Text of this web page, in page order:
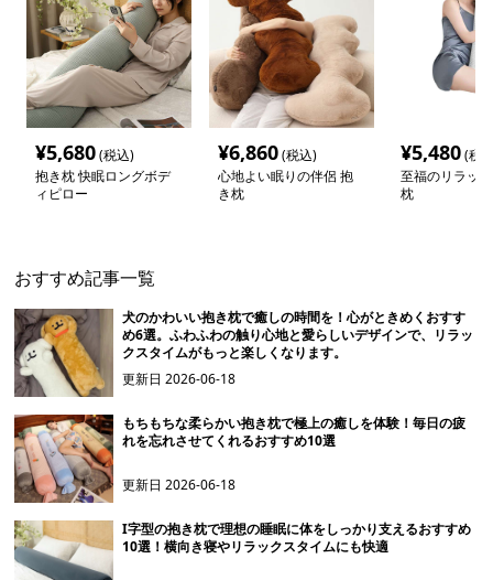
¥5,680(税込)
抱き枕 快眠ロングボデ
ィピロー
¥6,860(税込)
心地よい眠りの伴侶 抱
き枕
¥5,480(税
至福のリラッ
枕
おすすめ記事一覧
犬のかわいい抱き枕で癒しの時間を！心がときめくおすす
め6選。ふわふわの触り心地と愛らしいデザインで、リラッ
クスタイムがもっと楽しくなります。
更新日2026-06-18
もちもちな柔らかい抱き枕で極上の癒しを体験！毎日の疲
れを忘れさせてくれるおすすめ10選
更新日2026-06-18
I字型の抱き枕で理想の睡眠に体をしっかり支えるおすすめ
10選！横向き寝やリラックスタイムにも快適